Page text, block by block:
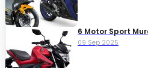
6 Motor Sport
09 Sep 2025